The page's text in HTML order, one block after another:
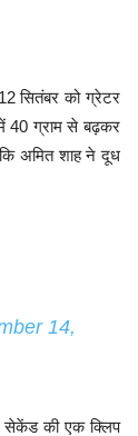
सितंबर को ग्रेटर
40 ग्राम से बढ़कर
अमित शाह ने दूध
14,
सेकेंड की एक क्लिप